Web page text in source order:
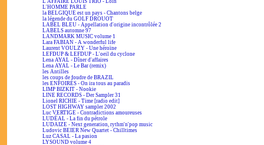
L'AFFAIRE LOUIS TRIO - Loin
L'HOMME PARLE
la BELGIQUE est un pays - Chantons belge
la légende du GOLF DROUOT
LABEL BLEU - Appellation d'origine incontrôlée 2
LABELS automne 97
LANDMARK MUSIC volume 1
Lara FABIAN - A wonderful life
Laurent VOULZY - Une héroïne
LEFDUP & LEFDUP - L'oeil du cyclone
Lena AYAL - Dîner d'affaires
Lena AYAL - Le Bar (remix)
les Antilles
les coups de foudre de BRAZIL
les ENFOIRÉS - On ira tous au paradis
LIMP BIZKIT - Nookie
LINE RECORDS - Der Sampler 31
Lionel RICHIE - Time [radio edit]
LOST HIGHWAY sampler 2002
Luc VERTIGE - Contradictions amoureuses
LUDÉAL - La fin du pétrole
LUDAIZE - Next generation, rythm'n'pop music
Ludovic BEIER New Quartet - Chilltimes
Luz CASAL - La pasion
LYSOUND volume 4